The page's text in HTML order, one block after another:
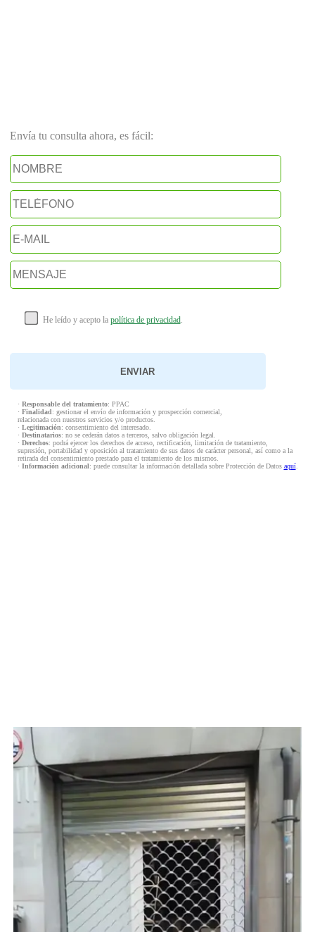
Envía tu consulta ahora, es fácil:
He leído y acepto la política de privacidad.
· Responsable del tratamiento: PPAC
· Finalidad: gestionar el envío de información y prospección comercial,
relacionada con nuestros servicios y/o productos.
· Legitimación: consentimiento del interesado.
· Destinatarios: no se cederán datos a terceros, salvo obligación legal.
· Derechos: podrá ejercer los derechos de acceso, rectificación, limitación de tratamiento,
supresión, portabilidad y oposición al tratamiento de sus datos de carácter personal, así como a la
retirada del consentimiento prestado para el tratamiento de los mismos.
· Información adicional: puede consultar la información detallada sobre Protección de Datos aquí.